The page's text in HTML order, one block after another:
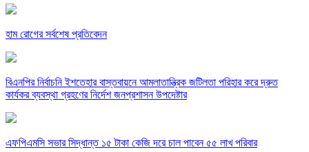
হাম রোগের সর্বশেষ প্রতিবেদন
বিএনপির নির্বাচনি ইশতেহার বাস্তবায়নে আমলাতান্ত্রিক জটিলতা পরিহার করে দ্রুত
কার্যকর ব্যবস্থা গ্রহণের নির্দেশ জনপ্রশাসন উপদেষ্টার
এফপিএমসি সভার সিদ্ধান্ত ১৫ টাকা কেজি দরে চাল পাবেন ৫৫ লাখ পরিবার